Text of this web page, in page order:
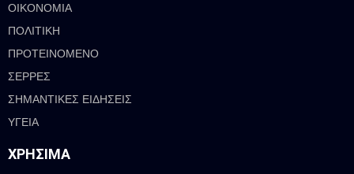
ΟΙΚΟΝΟΜΙΑ
ΠΟΛΙΤΙΚΗ
ΠΡΟΤΕΙΝΟΜΕΝΟ
ΣΕΡΡΕΣ
ΣΗΜΑΝΤΙΚΕΣ ΕΙΔΗΣΕΙΣ
ΥΓΕΙΑ
ΧΡΉΣΙΜΑ